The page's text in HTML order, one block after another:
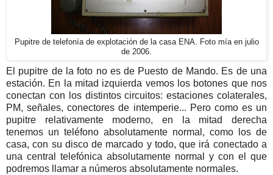
Pupitre de telefonía de explotación de la casa ENA. Foto mía en julio
de 2006.
El pupitre de la foto no es de Puesto de Mando. Es de una
estación. En la mitad izquierda vemos los botones que nos
conectan con los distintos circuitos: estaciones colaterales,
PM, señales, conectores de intemperie... Pero como es un
pupitre relativamente moderno, en la mitad derecha
tenemos un teléfono absolutamente normal, como los de
casa, con su disco de marcado y todo, que irá conectado a
una central telefónica absolutamente normal y con el que
podremos llamar a números absolutamente normales.